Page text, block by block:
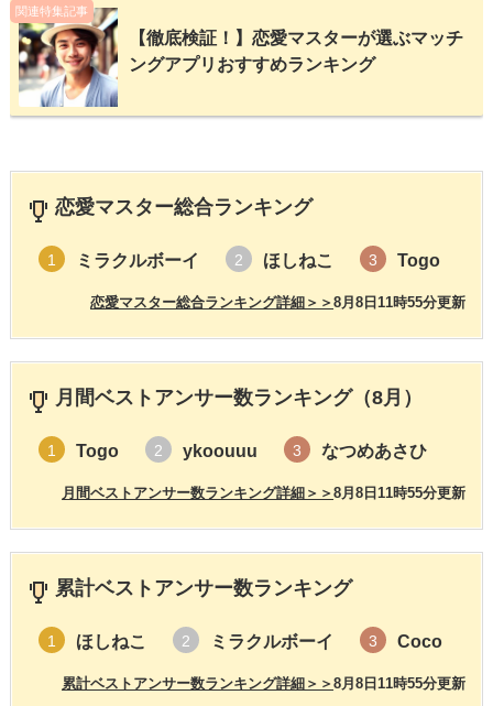
関連特集記事
【徹底検証！】恋愛マスターが選ぶマッチ
ングアプリおすすめランキング
恋愛マスター総合ランキング
1 ミラクルボーイ 2 ほしねこ 3 Togo
8月8日11時55分更新
恋愛マスター総合ランキング詳細＞＞
月間ベストアンサー数ランキング（8月）
1 Togo 2 ykoouuu 3 なつめあさひ
8月8日11時55分更新
月間ベストアンサー数ランキング詳細＞＞
累計ベストアンサー数ランキング
1 ほしねこ 2 ミラクルボーイ 3 Coco
8月8日11時55分更新
累計ベストアンサー数ランキング詳細＞＞